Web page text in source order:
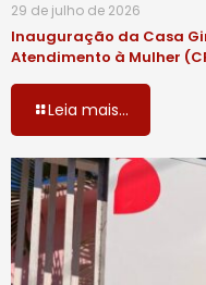
29 de julho de 2026
Inauguração da Casa
Atendimento à Mulher
Leia mais...